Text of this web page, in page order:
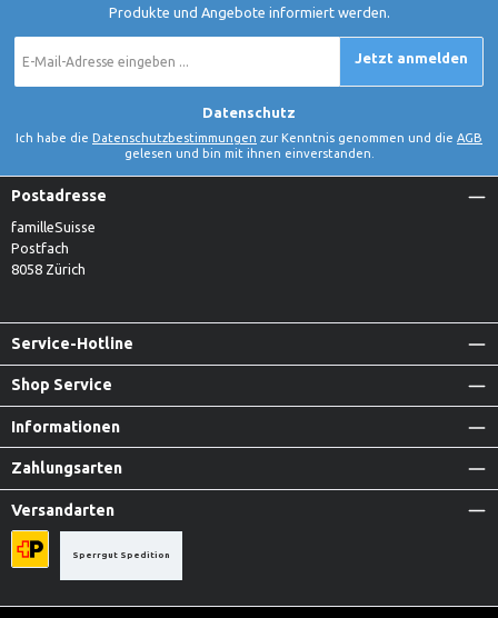
Produkte und Angebote informiert werden.
Mail-
Jetzt anmelden
Datenschutz
Ich habe die Datenschutzbestimmungen zur Kenntnis genommen und die AGB
gelesen und bin mit ihnen einverstanden.
Postadresse
familleSuisse
Postfach
8058 Zürich
Service-Hotline
Shop Service
Informationen
Zahlungsarten
Versandarten
Priority A-Post
Sperrgut Spedition